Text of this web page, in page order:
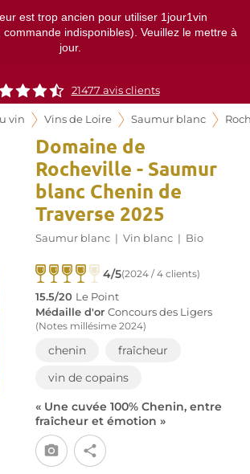
est trop ancien pour utiliser 1jour1vin
indisponibles). Veuillez le mettre à
jour.
21477 avis clients
vin Vins de Loire Saumur blanc
Domaine de
Rocheville - Saumur
blanc Chenin de
Traverse 2025
Saumur blanc | Vin blanc | Bio
4/5(2024 / 4 clients)
15.5/20 Le Point
Médaille d'or Concours des Ligers
(Notes millésime 2024)
chenin
fraîcheur
vin de copains
« Une cuvée 100% Chenin, entre
fraîcheur et émotion »